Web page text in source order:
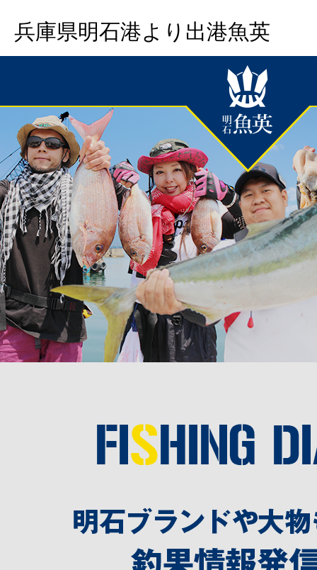
兵庫県明石港より出港魚英